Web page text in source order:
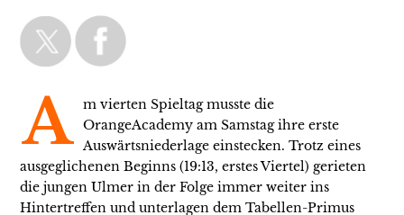
A
m vierten Spieltag musste die
OrangeAcademy am Samstag ihre erste
Auswärtsniederlage einstecken. Trotz eines
ausgeglichenen Beginns (19:13, erstes Viertel) gerieten
die jungen Ulmer in der Folge immer weiter ins
Hintertreffen und unterlagen dem Tabellen-Primus